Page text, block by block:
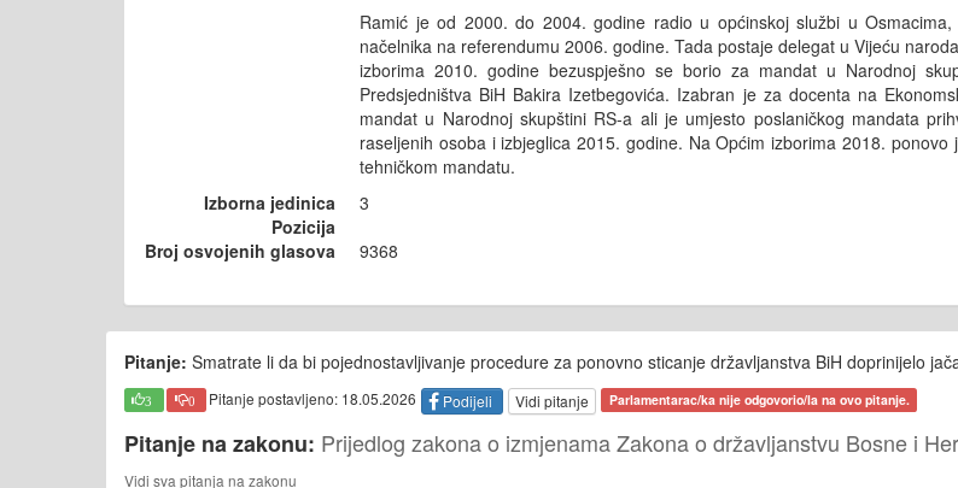
Ramić je od 2000. do 2004. godine radio u općinskoj službi u
načelnika na referendumu 2006. godine. Tada postaje delegat u Vijeću
izborima 2010. godine bezuspješno se borio za mandat u Narodnoj
Predsjedništva BiH Bakira Izetbegovića. Izabran je za docenta na
mandat u Narodnoj skupštini RS-a ali je umjesto poslaničkog mandata
raseljenih osoba i izbjeglica 2015. godine. Na Općim izborima 2018.
tehničkom mandatu.
Izborna jedinica
3
Pozicija
Broj osvojenih glasova
9368
Pitanje: Smatrate li da bi pojednostavljivanje procedure za ponovno sticanje državljanstva BiH doprinijelo
3 0 Pitanje postavljeno: 18.05.2026 Podijeli Vidi pitanje Parlamentarac/ka nije odgovorio/la na ovo pitanje.
Pitanje na zakonu: Prijedlog zakona o izmjenama Zakona o državljanstvu Bosne i
Vidi sva pitanja na zakonu